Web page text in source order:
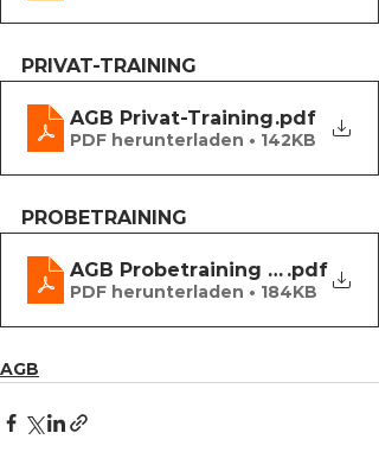
PRIVAT-TRAINING
AGB Privat-Training.pdf
PDF herunterladen • 142KB
PROBETRAINING
AGB Probetraining ELITE 10-
.pdf
PDF herunterladen • 184KB
AGB